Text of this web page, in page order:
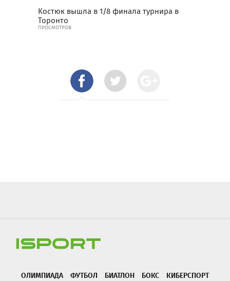
Костюк вышла в 1/8 финала турнира в
Торонто
ПРОСМОТРОВ
ОЛИМПИАДА ФУТБОЛ БИАТЛОН БОКС
КИБЕРСПОРТ